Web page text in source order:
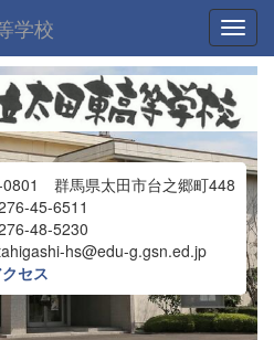
学校
0801 群馬県太田市台之郷町448
45-6511
48-5230
hs@edu-g.gsn.ed.jp
セス